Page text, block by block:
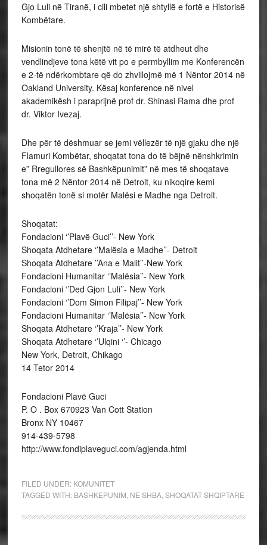
Gjo Luli në Tiranë, i cili mbetet një shtyllë e fortë e Historisë
Kombëtare.
Misionin tonë të shenjtë në të mirë të atdheut dhe
vendlindjeve tona këtë vit po e permbyllim me Konferencën
e 2-të ndërkombtare që do zhvillojmë më 1 Nëntor 2014 në
Oakland University. Kësaj konference në nivel
akademikësh i paraprijnë prof dr. Shinasi Rama dhe prof
dr. Viktor Ivezaj.
Dhe për të dëshmuar se jemi vëllezër të një gjaku dhe një
Flamuri Kombëtar, shoqatat tona do të bëjnë nënshkrimin
e” Rregullores së Bashkëpunimit” në mes të shoqatave
tona më 2 Nëntor 2014 në Detroit, ku nikoqire kemi
shoqatën tonë si motër Malësi e Madhe nga Detroit.
Shoqatat:
Fondacioni ‘’Plavë Guci’’- New York
Shoqata Atdhetare ‘’Malësia e Madhe’’- Detroit
Shoqata Atdhetare ’’Ana e Malit’’-New York
Fondacioni Humanitar ‘’Malësia’’- New York
Fondacioni ‘’Ded Gjon Luli’’- New York
Fondacioni ‘’Dom Simon Filipaj’’- New York
Fondacioni Humanitar ‘’Malësia’’- New York
Shoqata Atdhetare ‘’Kraja’’- New York
Shoqata Atdhetare ‘’Ulqini ‘’- Chicago
New York, Detroit, Chikago
14 Tetor 2014
Fondacioni Plavë Guci
P. O . Box 670923 Van Cott Station
Bronx NY 10467
914-439-5798
http://www.fondiplaveguci.com/agjenda.html
FILED UNDER: KOMUNITET
TAGGED WITH: BASHKEPUNIM NE SHBA, SHOQATAT SHQIPTARE